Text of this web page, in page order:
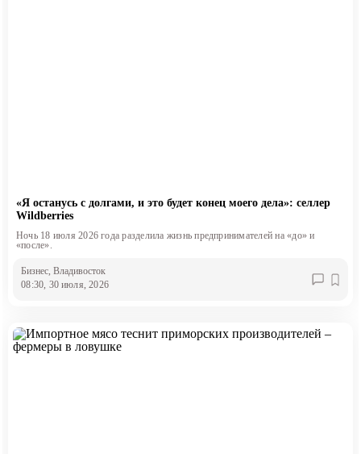
«Я останусь с долгами, и это будет конец моего дела»: селлер
Wildberries
Ночь 18 июля 2026 года разделила жизнь предпринимателей на «до» и
«после».
Бизнес, Владивосток
08:30, 30 июля, 2026